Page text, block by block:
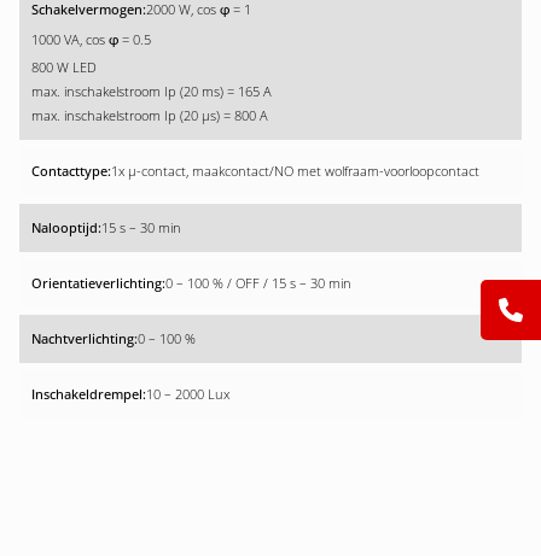
2000 W, cos φ = 1
1000 VA, cos φ = 0.5
800 W LED
max. inschakelstroom Ip (20 ms) = 165 A
max. inschakelstroom Ip (20 µs) = 800 A
1x µ-contact, maakcontact/NO met wolfraam-voorloopcontact
15 s – 30 min
0 – 100 % / OFF / 15 s – 30 min
0 – 100 %
10 – 2000 Lux